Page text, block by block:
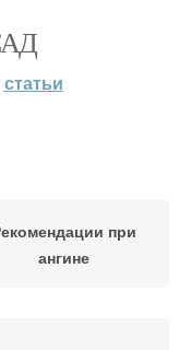
статьи
при
ангине